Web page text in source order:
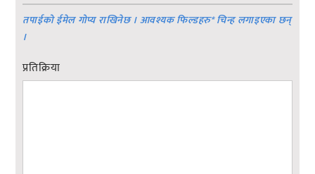
तपाईको ईमेल गोप्य राखिनेछ । आवश्यक फिल्डहरु*चिन्ह लगाइएका छन्
।
प्रतिक्रिया